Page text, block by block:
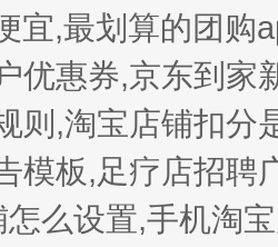
宜,最划算的团购
优惠券,京东到家
则,淘宝店铺扣分
模板,足疗店招聘
么设置,手机淘